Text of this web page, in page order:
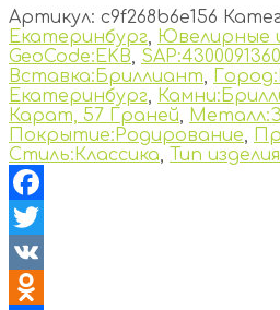
Артикул: c9f268b6e156
Екатеринбург, Ювелирные
GeoCode:EKB, SAP:4300091360
Вставка:Бриллиант,
Екатеринбург,
Карат, 57 Граней,
Покрытие:Родирование,
Стиль:Классика, Тип
Facebook
Twitter
VK